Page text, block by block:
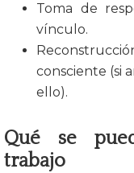
Toma de
vínculo.
consciente (si
ello).
Qué se
trabajo